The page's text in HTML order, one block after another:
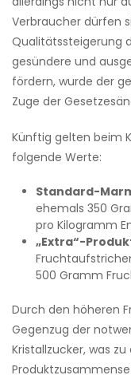
Verbraucher dürfen
Qualitätssteigerung
gesündere und
fördern, wurde der
Zuge der
Künftig gelten beim
folgende Werte:
Standard-
ehemals 350
pro Kilogramm
„Extra“-
500 Gramm
Durch den höheren
Gegenzug der
Kristallzucker, was